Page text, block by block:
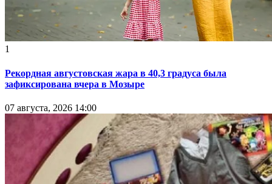
1
Рекордная августовская жара в 40,3 градуса была
зафиксирована вчера в Мозыре
07 августа, 2026 14:00